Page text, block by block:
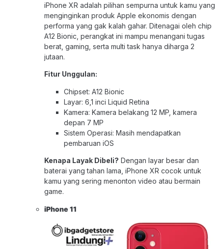
iPhone XR adalah pilihan sempurna untuk kamu yang
menginginkan produk Apple ekonomis dengan
performa yang gak kalah gahar. Ditenagai oleh chip
A12 Bionic, perangkat ini mampu menangani tugas
berat, gaming, serta multi task hanya diharga 2
jutaan.
Fitur Unggulan:
Chipset: A12 Bionic
Layar: 6,1 inci Liquid Retina
Kamera: Kamera belakang 12 MP, kamera
depan 7 MP
Sistem Operasi: Masih mendapatkan
pembaruan iOS
Kenapa Layak Dibeli? Dengan layar besar dan
baterai yang tahan lama, iPhone XR cocok untuk
kamu yang sering menonton video atau bermain
game.
iPhone 11